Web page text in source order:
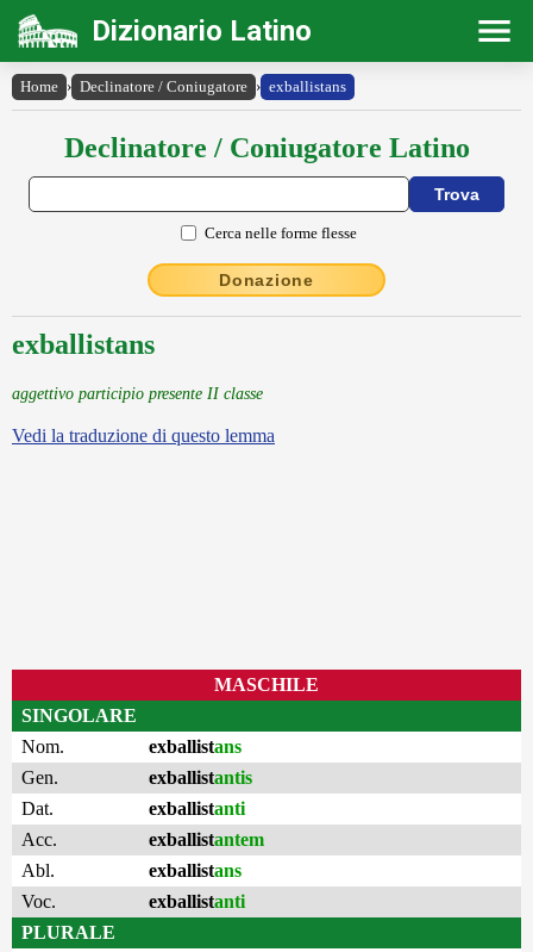
Dizionario Latino
Home › Declinatore / Coniugatore › exballistans
Declinatore / Coniugatore Latino
Cerca nelle forme flesse
Donazione
exballistans
aggettivo participio presente II classe
Vedi la traduzione di questo lemma
MASCHILE
SINGOLARE
Nom.
exballistans
Gen.
exballistantis
Dat.
exballistanti
Acc.
exballistantem
Abl.
exballistans
Voc.
exballistanti
PLURALE